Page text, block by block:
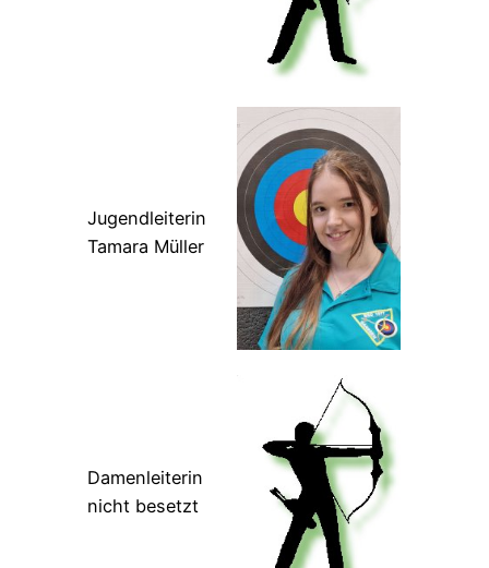
Jugendleiterin
Tamara Müller
Damenleiterin
nicht besetzt